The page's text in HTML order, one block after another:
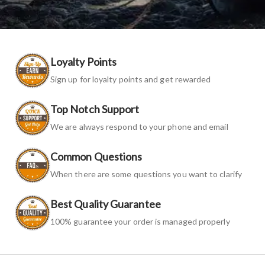
Loyalty Points
Sign up for loyalty points and get rewarded
Top Notch Support
We are always respond to your phone and email
Common Questions
When there are some questions you want to clarify
Best Quality Guarantee
100% guarantee your order is managed properly